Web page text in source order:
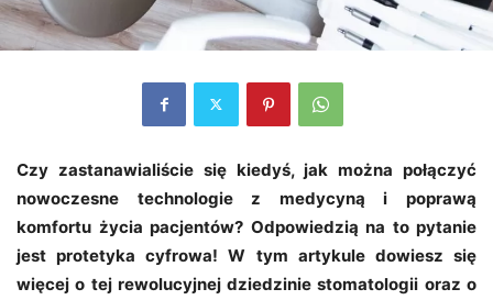
Czy zastanawialiście się kiedyś, jak można połączyć
nowoczesne technologie z medycyną i poprawą
komfortu życia pacjentów? Odpowiedzią na to pytanie
jest protetyka cyfrowa! W tym artykule dowiesz się
więcej o tej rewolucyjnej dziedzinie stomatologii oraz o